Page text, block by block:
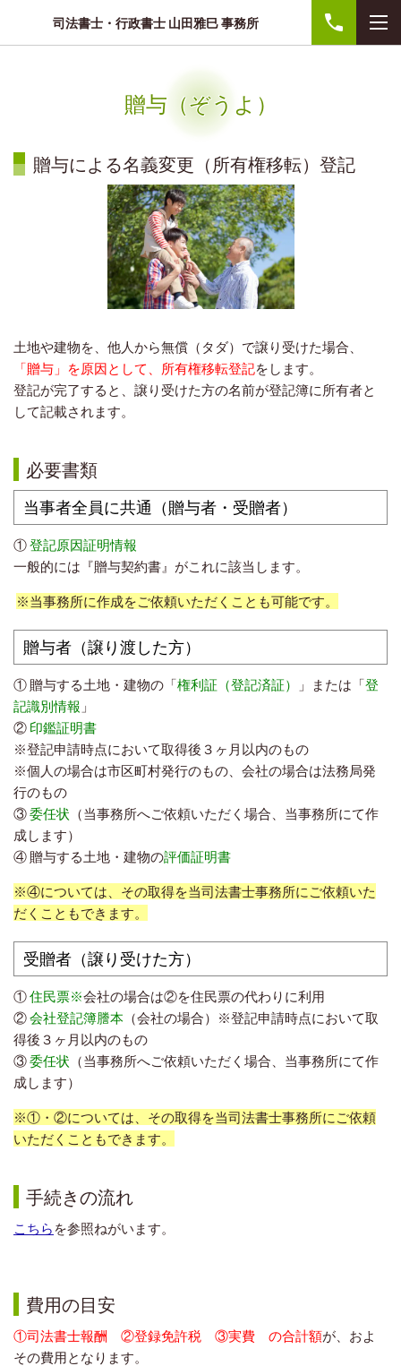
司法書士・行政書士 山田雅巳 事務所
贈与（ぞうよ）
贈与による名義変更（所有権移転）登記
土地や建物を、他人から無償（タダ）で譲り受けた場合、
「贈与」を原因として、所有権移転登記をします。
登記が完了すると、譲り受けた方の名前が登記簿に所有者と
して記載されます。
必要書類
当事者全員に共通（贈与者・受贈者）
①登記原因証明情報
一般的には『贈与契約書』がこれに該当します。
※当事務所に作成をご依頼いただくことも可能です。
贈与者（譲り渡した方）
① 贈与する土地・建物の「権利証（登記済証） 」または「登
記識別情報 」
② 印鑑証明書
※登記申請時点において取得後３ヶ月以内のもの
※個人の場合は市区町村発行のもの、会社の場合は法務局発
行のもの
③委任状 （当事務所へご依頼いただく場合、当事務所にて作
成します）
④ 贈与する土地・建物の評価証明書
※④については、その取得を当司法書士事務所にご依頼いた
だくこともできます。
受贈者（譲り受けた方）
①住民票※会社の場合は②を住民票の代わりに利用
②会社登記簿謄本 （会社の場合）※登記申請時点において取
得後３ヶ月以内のもの
③委任状 （当事務所へご依頼いただく場合、当事務所にて作
成します）
※①・②については、その取得を当司法書士事務所にご依頼
いただくこともできます。
手続きの流れ
こちら を参照ねがいます。
費用の目安
①司法書士報酬 ②登録免許税 ③実費 の合計額が、およ
その費用となります。